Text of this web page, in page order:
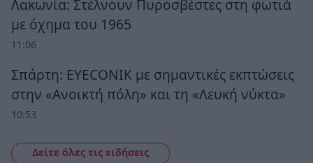
Λακωνία: Στέλνουν Πυροσβέστες στη φωτιά
με όχημα του 1965
11:06
Σπάρτη: EYECONIK με σημαντικές εκπτώσεις
στην «Ανοικτή πόλη» και τη «Λευκή νύκτα»
10:53
Δείτε όλες τις ειδήσεις